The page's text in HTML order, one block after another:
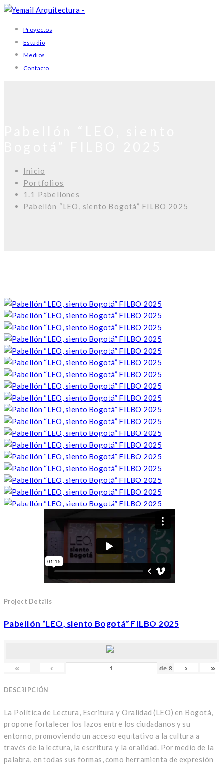
Proyectos
Estudio
Medios
Contacto
Inicio
Portfolios
1.1 Pabellones
Pabellón “LEO, siento Bogotá” FILBO 2025
Project Details
Pabellón “LEO, siento Bogotá” FILBO 2025
« ‹ de8 › »
DESCRIPCIÓN
La Política de Lectura, Escritura y Oralidad (LEO) en Bogotá,
propone fortalecer los lazos entre los ciudadanos y su
entorno, promoviendo un acceso equitativo a la cultura a
través de la lectura, la escritura y la oralidad. Por medio de la
palabra, en todas sus formas, como herramienta de expresión